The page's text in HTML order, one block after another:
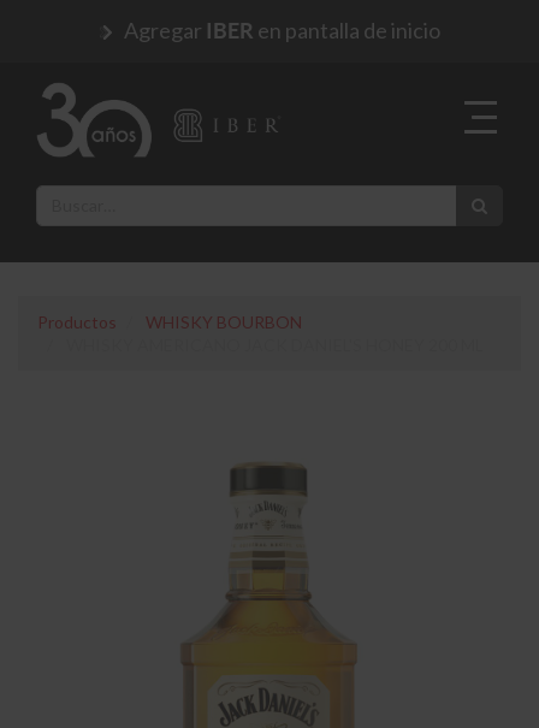
Agregar IBER en pantalla de inicio
Productos
WHISKY BOURBON